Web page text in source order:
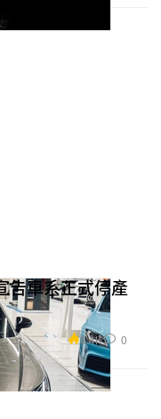
告車系正式停產
8.4K 0